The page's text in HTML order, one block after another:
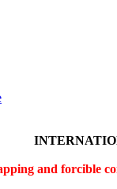
and forcible